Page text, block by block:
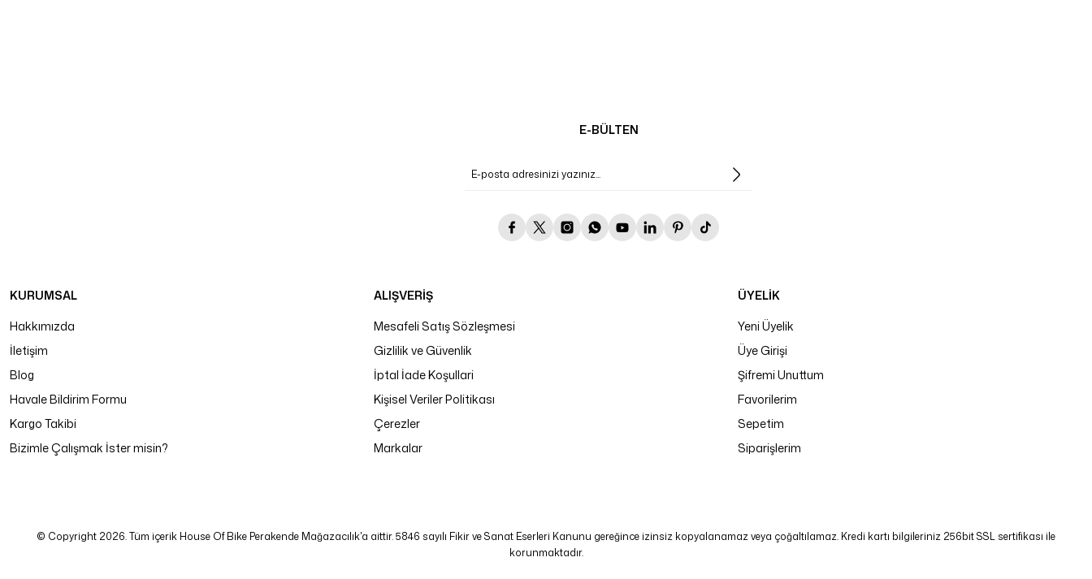
E-BÜLTEN
KURUMSAL
Hakkımızda
İletişim
Blog
Havale Bildirim Formu
Kargo Takibi
Bizimle Çalışmak İster misin?
ALIŞVERİŞ
Mesafeli Satış Sözleşmesi
Gizlilik ve Güvenlik
İptal İade Koşullari
Kişisel Veriler Politikası
Çerezler
Markalar
ÜYELİK
Yeni Üyelik
Üye Girişi
Şifremi Unuttum
Favorilerim
Sepetim
Siparişlerim
© Copyright 2026. Tüm içerik House Of Bike Perakende Mağazacılık'a aittir. 5846 sayılı Fikir ve Sanat Eserleri Kanunu gereğince izinsiz kopyalanamaz veya çoğaltılamaz. Kredi kartı bilgileriniz 256bit SSL sertifikası ile
korunmaktadır.